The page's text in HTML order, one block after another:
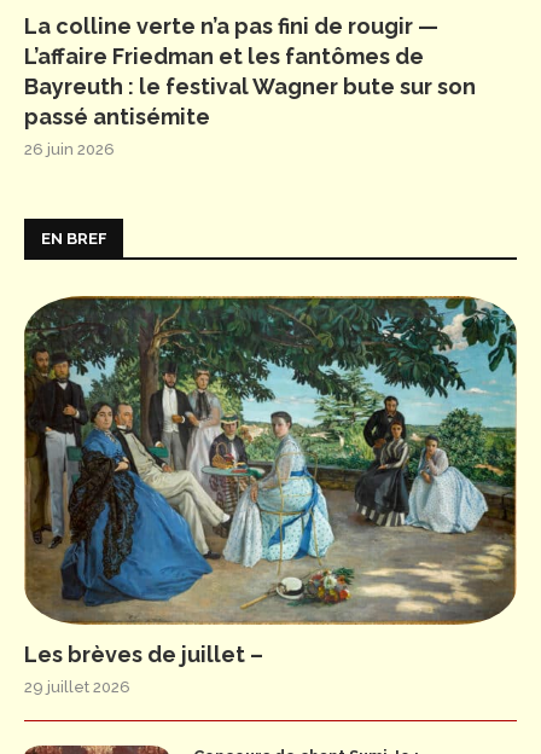
La colline verte n’a pas fini de rougir —
L’affaire Friedman et les fantômes de
Bayreuth : le festival Wagner bute sur son
passé antisémite
26 juin 2026
EN BREF
Les brèves de juillet –
29 juillet 2026